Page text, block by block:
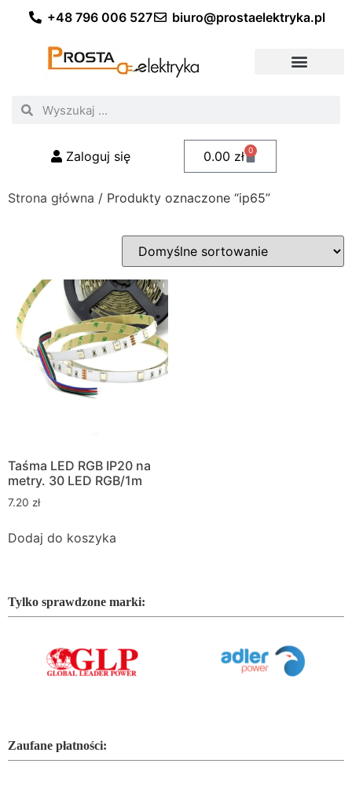
+48 796 006 527 biuro@prostaelektryka.pl
Zaloguj się 0.00 zł 0
Strona główna / Produkty oznaczone “ip65”
Taśma LED RGB IP20 na
metry. 30 LED RGB/1m
7.20 zł
Dodaj do koszyka
Tylko sprawdzone marki:
Zaufane płatności: